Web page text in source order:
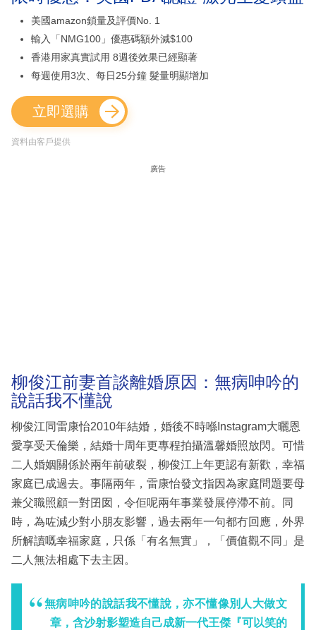
美國amazon鎖量及評價No. 1
輸入「NMG100」優惠碼額外減$100
香港用家真實試用 8週後效果已經顯著
每週使用3次、每日25分鐘 髮量明顯增加
立即選購
資料由客戶提供
廣告
柳俊江前妻首談離婚原因：無病呻吟的
說話我不懂說
柳俊江同雷康怡2010年結婚，婚後不時喺Instagram大曬恩
愛享受天倫樂，結婚十周年更專程拍攝溫馨婚照放閃。可惜
二人婚姻關係於兩年前破裂，柳俊江上年更認有新歡，幸福
家庭已成過去。事隔兩年，雷康怡發文指因為家庭問題要母
兼父職照顧一對囝囡，令佢呢兩年事業發展停滯不前。同
時，為咗減少對小朋友影響，過去兩年一句都冇回應，外界
所解讀嘅幸福家庭，只係「有名無實」，「價值觀不同」是
二人無法相處下去主因。
無病呻吟的說話我不懂說，亦不懂像別人大做文
章，含沙射影塑造自己成新一代王傑『可以笑的